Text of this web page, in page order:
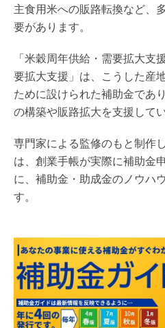
主食用米への販路転換など、
要があります。
「米穀周年供給・需要拡大支
要拡大支援」は、こうした産
ために設けられた補助金であ
の構築や販路拡大を支援してい
専門家による監修のもと制作
は、創業手帳が実際に補助金
に、補助金・助成金のノウハ
す。